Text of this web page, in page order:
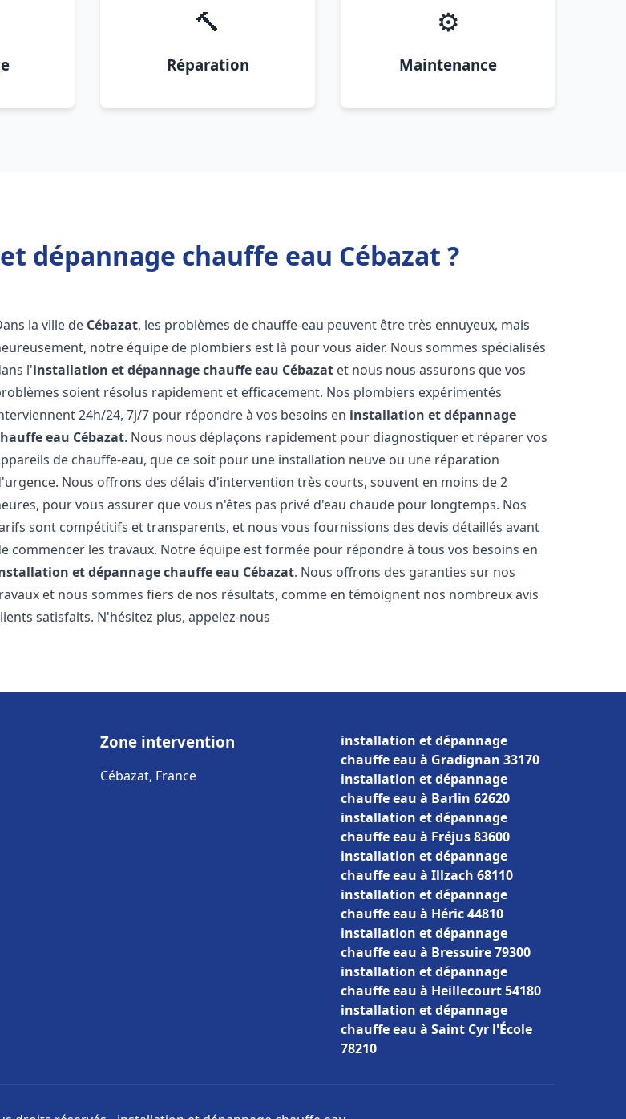
🔨
Réparation
⚙️
Maintenance
dépannage chauffe eau Cébazat ?
la ville de Cébazat, les problèmes de chauffe-eau peuvent être très ennuyeux, mais
notre équipe de plombiers est là pour vous aider. Nous sommes spécialisés
l'installation et dépannage chauffe eau Cébazat et nous nous assurons que vos
soient résolus rapidement et efficacement. Nos plombiers expérimentés
24h/24, 7j/7 pour répondre à vos besoins en installation et dépannage
eau Cébazat. Nous nous déplaçons rapidement pour diagnostiquer et réparer vos
de chauffe-eau, que ce soit pour une installation neuve ou une réparation
Nous offrons des délais d'intervention très courts, souvent en moins de 2
pour vous assurer que vous n'êtes pas privé d'eau chaude pour longtemps. Nos
sont compétitifs et transparents, et nous vous fournissions des devis détaillés avant
commencer les travaux. Notre équipe est formée pour répondre à tous vos besoins en
et dépannage chauffe eau Cébazat. Nous offrons des garanties sur nos
et nous sommes fiers de nos résultats, comme en témoignent nos nombreux avis
satisfaits. N'hésitez plus, appelez-nous
Zone intervention
Cébazat, France
installation et dépannage
chauffe eau à Gradignan 33170
installation et dépannage
chauffe eau à Barlin 62620
installation et dépannage
chauffe eau à Fréjus 83600
installation et dépannage
chauffe eau à Illzach 68110
installation et dépannage
chauffe eau à Héric 44810
installation et dépannage
chauffe eau à Bressuire 79300
installation et dépannage
chauffe eau à Heillecourt 54180
installation et dépannage
chauffe eau à Saint Cyr l'École
78210